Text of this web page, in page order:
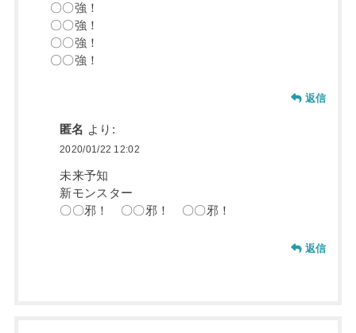
〇〇強！
〇〇強！
〇〇強！
〇〇強！
返信
匿名 より:
2020/01/22 12:02
未来予知
新モンスター
〇〇邪！ 〇〇邪！ 〇〇邪！
返信